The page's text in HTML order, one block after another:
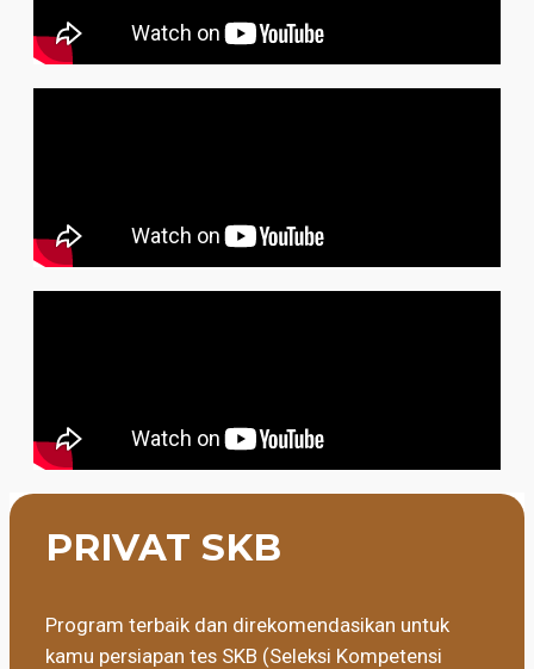
PRIVAT SKB
Program terbaik dan direkomendasikan untuk
kamu persiapan tes SKB (Seleksi Kompetensi